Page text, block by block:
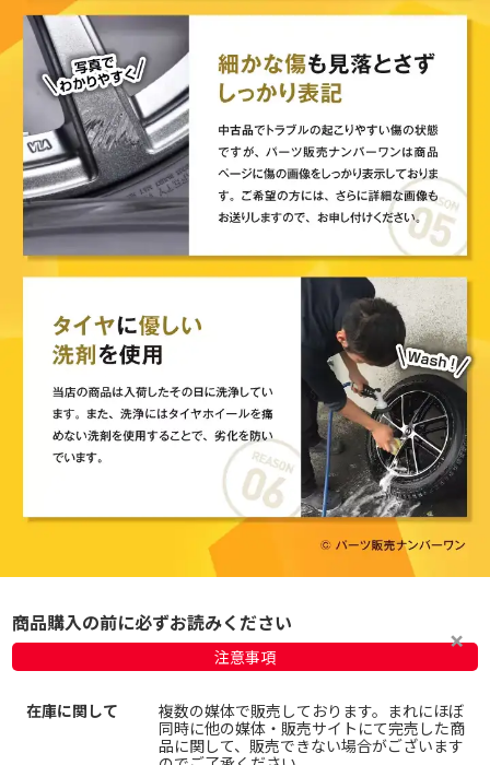
商品購入の前に必ずお読みください
注意事項
在庫に関して
複数の媒体で販売しております。まれにほぼ
同時に他の媒体・販売サイトにて完売した商
品に関して、販売できない場合がございます